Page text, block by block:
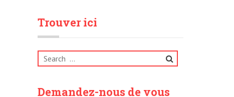
Trouver ici
Search
for:
Demandez-nous de vous